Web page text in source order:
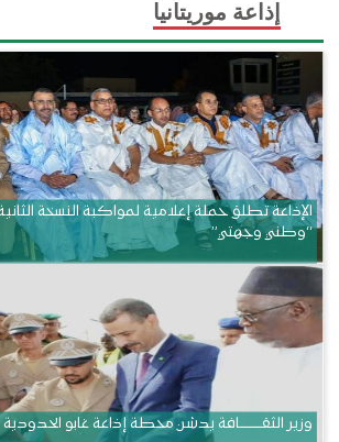
إذاعة موريتانيا
الإذاعة تطلق حملة إعلامية لمواكبة النسخة
“وطني وجهتي”
وزير الثقــــــــــافة يدشن محطة إذاعة غابو الحدودية